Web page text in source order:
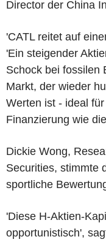
Director der China
'CATL reitet auf
'Ein steigender
Schock bei fossilen
Markt, der wieder
Werten ist - ideal
Finanzierung wie
Dickie Wong,
Securities, stimmte
sportliche
'Diese H-Aktien-
opportunistisch',